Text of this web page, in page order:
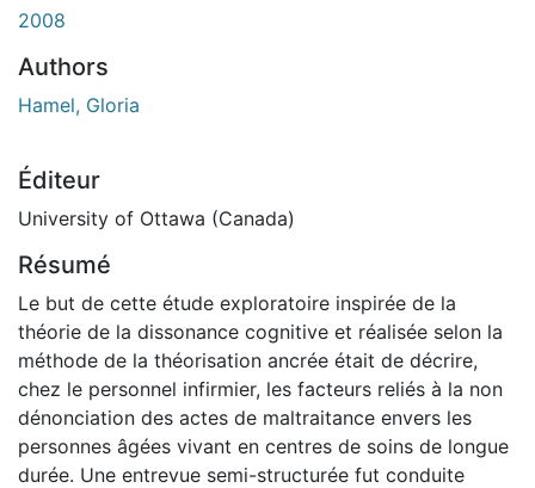
2008
Authors
Hamel, Gloria
Éditeur
University of Ottawa (Canada)
Résumé
Le but de cette étude exploratoire inspirée de la
théorie de la dissonance cognitive et réalisée selon la
méthode de la théorisation ancrée était de décrire,
chez le personnel infirmier, les facteurs reliés à la non
dénonciation des actes de maltraitance envers les
personnes âgées vivant en centres de soins de longue
durée. Une entrevue semi-structurée fut conduite